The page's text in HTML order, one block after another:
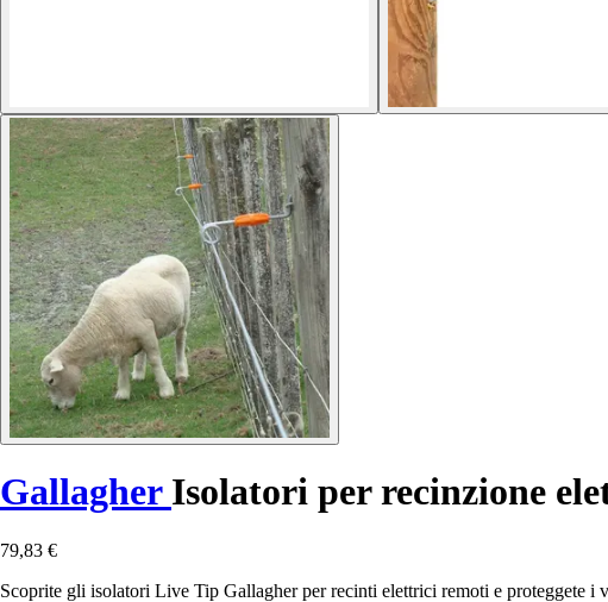
Gallagher Isolatori per recinzione
79,83 €
Scoprite gli isolatori Live Tip Gallagher per recinti elettrici remoti e proteggete i